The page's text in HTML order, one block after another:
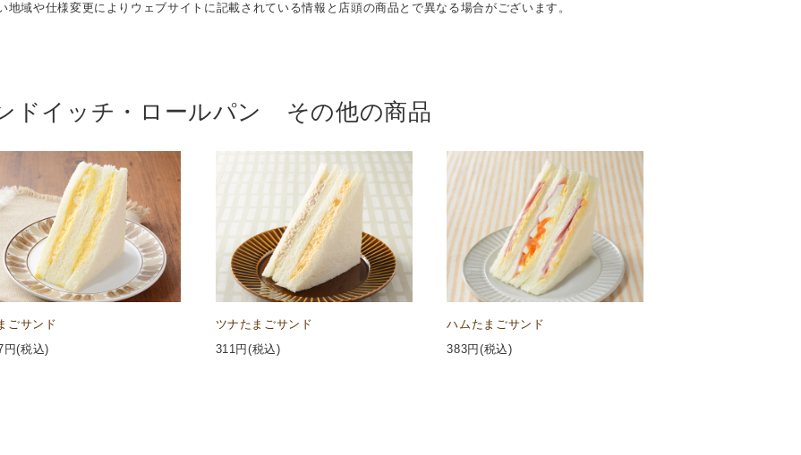
域や仕様変更によりウェブサイトに記載されている情報と店頭の商品とで異なる場合がございます。
ドイッチ・ロールパン その他の商品
ごサンド
円(税込)
ツナたまごサンド
311円(税込)
ハムたまごサンド
383円(税込)